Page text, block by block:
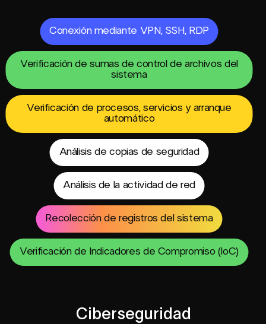
Conexión mediante VPN, SSH, RDP
Verificación de sumas de control de archivos del
sistema
Verificación de procesos, servicios y arranque
automático
Análisis de copias de seguridad
Análisis de la actividad de red
Recolección de registros del sistema
Verificación de Indicadores de Compromiso (IoC)
Ciberseguridad